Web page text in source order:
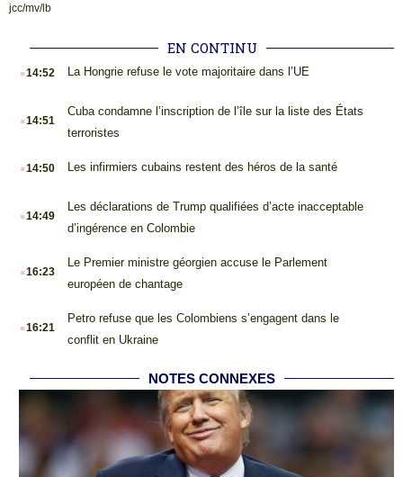
jcc/mv/lb
EN CONTINU
.14:52 La Hongrie refuse le vote majoritaire dans l’UE
.14:51
Cuba condamne l’inscription de l’île sur la liste des États
terroristes
.14:50 Les infirmiers cubains restent des héros de la santé
.14:49
Les déclarations de Trump qualifiées d’acte inacceptable
d’ingérence en Colombie
.16:23
Le Premier ministre géorgien accuse le Parlement
européen de chantage
.16:21
Petro refuse que les Colombiens s’engagent dans le
conflit en Ukraine
NOTES CONNEXES